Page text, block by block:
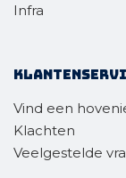
Infra
Vind een
Klachten
Veelgestelde